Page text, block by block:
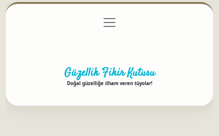
Gizlilik Politikası
menüyü
aç
Güzellik Fikir Kutusu
Doğal güzelliğe ilham veren tüyolar!